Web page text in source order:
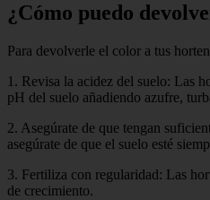
¿Cómo puedo
Para devolverle el color a tus
1. Revisa la acidez del suelo: Las
pH del suelo añadiendo azufre,
2. Asegúrate de que tengan
asegúrate de que el suelo esté
3. Fertiliza con regularidad: Las
de crecimiento.